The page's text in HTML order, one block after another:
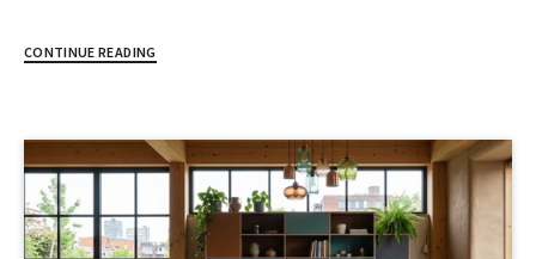
CONTINUE READING